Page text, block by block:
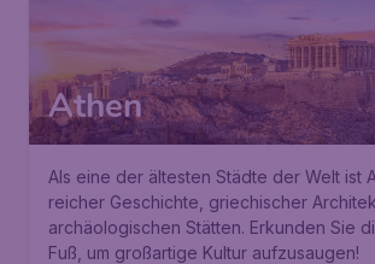
Athen
Als eine der ältesten Städte der Welt ist
reicher Geschichte, griechischer
archäologischen Stätten. Erkunden Sie
Fuß, um großartige Kultur aufzusaugen!